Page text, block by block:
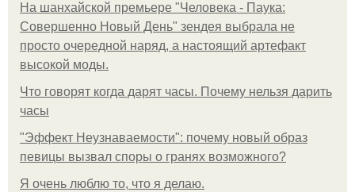
На шанхайской премьере "Человека - Паука:
Совершенно Новый День" зендея выбрала не
просто очередной наряд, а настоящий артефакт
высокой моды.
Что говорят когда дарят часы. Почему нельзя дарить
часы
"Эффект Неузнаваемости": почему новый образ
певицы вызвал споры о гранях возможного?
Я очень люблю то, что я делаю.